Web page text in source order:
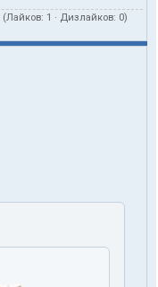
(Лайков: 1 · Дизлайков: 0)